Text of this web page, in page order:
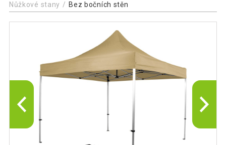
Nůžkové stany
Bez bočních stěn